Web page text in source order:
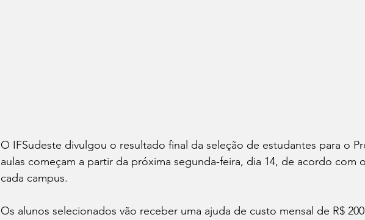
O IFSudeste divulgou o resultado final da seleção de estudantes para o
aulas começam a partir da próxima segunda-feira, dia 14, de acordo com
cada campus.
Os alunos selecionados vão receber uma ajuda de custo mensal de R$ 200